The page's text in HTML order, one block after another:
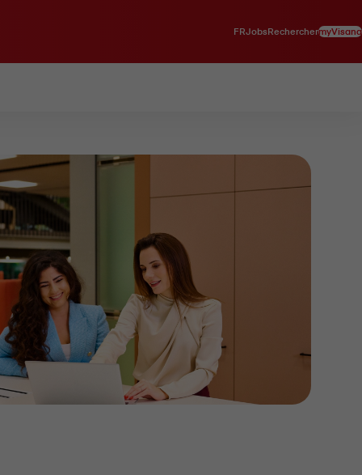
FRJobsRecherchermyVisana